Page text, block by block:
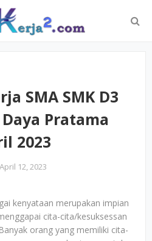
SMA SMK D3
Pratama
2023
April 12, 2023
kenyataan merupakan impian
cita-cita/kesuksessan
orang yang memiliki cita-